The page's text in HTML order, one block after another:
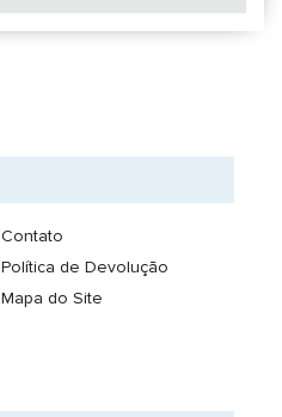
Contato
Política de Devolução
Mapa do Site